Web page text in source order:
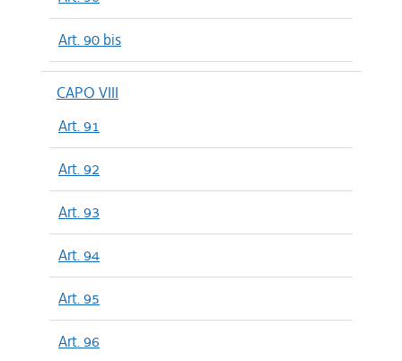
Art. 90 bis
CAPO VIII
Art. 91
Art. 92
Art. 93
Art. 94
Art. 95
Art. 96